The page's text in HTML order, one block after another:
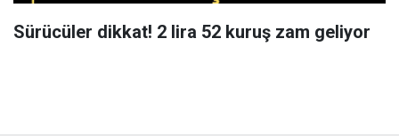
Sürücüler dikkat! 2 lira 52 kuruş zam geliyor